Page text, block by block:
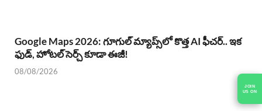
JOIN
US ON
Google Maps 2026: గూగుల్ మ్యాప్స్‌లో కొత్త AI ఫీచర్.. ఇక
ఫుడ్, హోటల్ సెర్చ్ కూడా ఈజీ!
08/08/2026